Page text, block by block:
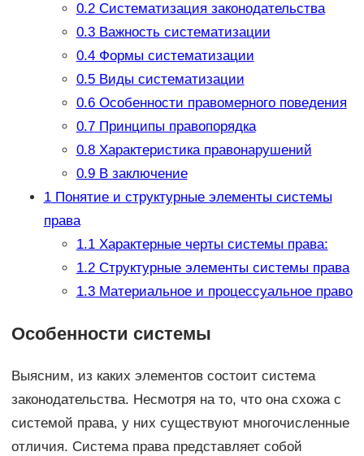
0.2Систематизация законодательства
0.3Важность систематизации
0.4Формы систематизации
0.5Виды систематизации
0.6Особенности правомерного поведения
0.7Принципы правопорядка
0.8Характеристика правонарушений
0.9В заключение
1Понятие и структурные элементы системы
права
1.1Характерные черты системы права:
1.2Структурные элементы системы права
1.3Материальное и процессуальное право
Особенности системы
Выясним, из каких элементов состоит система
законодательства. Несмотря на то, что она схожа с
системой права, у них существуют многочисленные
отличия. Система права представляет собой